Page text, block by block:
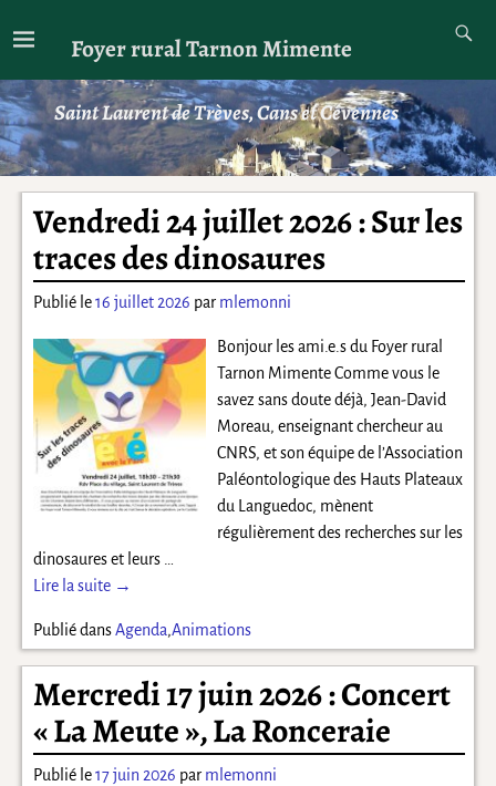
Foyer rural Tarnon Mimente
Saint Laurent de Trèves, Cans et Cévennes
Vendredi 24 juillet 2026 : Sur les
traces des dinosaures
Publié le16 juillet 2026 par mlemonni
Bonjour les ami.e.s du Foyer rural
Tarnon Mimente Comme vous le
savez sans doute déjà, Jean-David
Moreau, enseignant chercheur au
CNRS, et son équipe de l’Association
Paléontologique des Hauts Plateaux
du Languedoc, mènent
régulièrement des recherches sur les
dinosaures et leurs
Lire la suite →
Publié dansAgenda,Animations
Mercredi 17 juin 2026 : Concert
« La Meute », La Ronceraie
Publié le17 juin 2026 par mlemonni